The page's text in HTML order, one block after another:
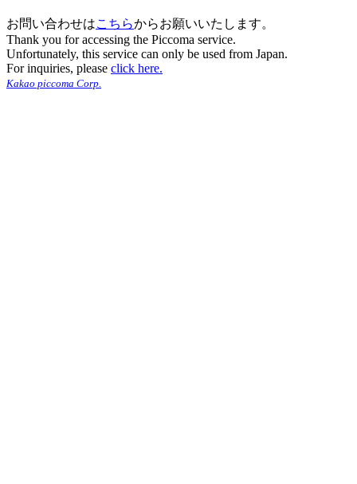
お問い合わせはこちらからお願いいたします。
Thank you for accessing the Piccoma service.
Unfortunately, this service can only be used from Japan.
For inquiries, please click here.
Kakao piccoma Corp.